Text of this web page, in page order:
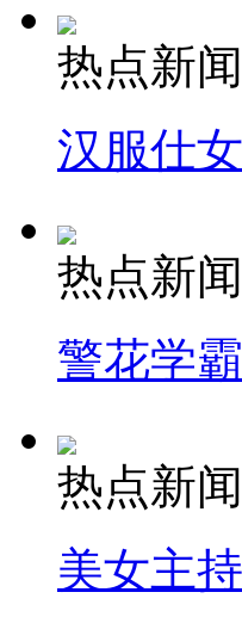
热点新闻
汉服仕
热点新闻
警花学
热点新闻
美女主